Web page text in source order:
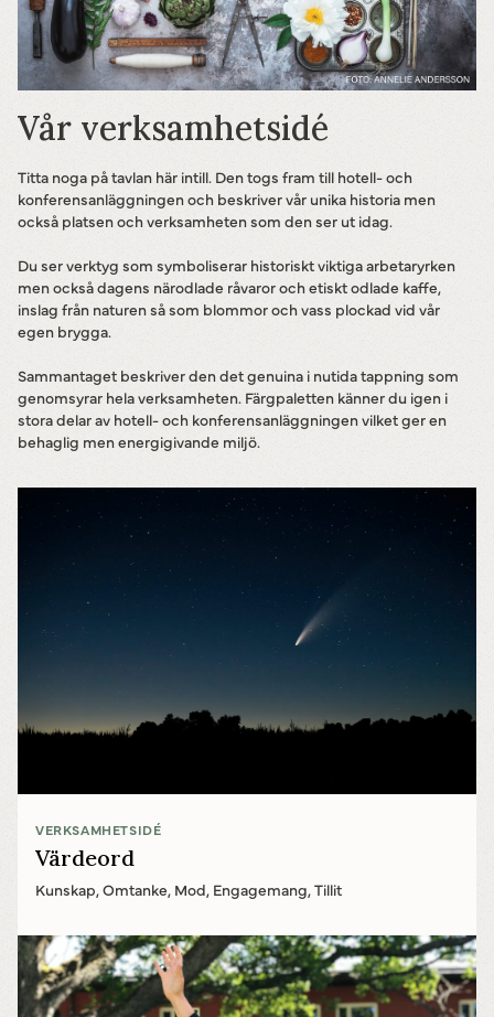
Vår verksamhetsidé
Titta noga på tavlan här intill. Den togs fram till hotell- och
konferensanläggningen och beskriver vår unika historia men
också platsen och verksamheten som den ser ut idag.
Du ser verktyg som symboliserar historiskt viktiga arbetaryrken
men också dagens närodlade råvaror och etiskt odlade kaffe,
inslag från naturen så som blommor och vass plockad vid vår
egen brygga.
Sammantaget beskriver den det genuina i nutida tappning som
genomsyrar hela verksamheten. Färgpaletten känner du igen i
stora delar av hotell- och konferensanläggningen vilket ger en
behaglig men energigivande miljö.
VERKSAMHETSIDÉ
Värdeord
Kunskap, Omtanke, Mod, Engagemang, Tillit